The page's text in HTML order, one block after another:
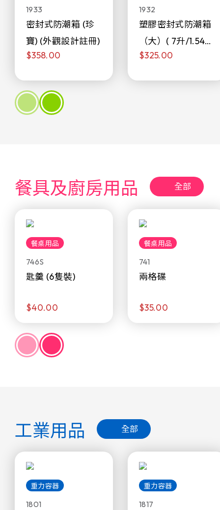
1933
密封式防潮箱 (珍
寶) (外觀設計註冊)
$358.00
1932
塑膠密封式防潮箱
（大）( 7升/1.54加
侖)
$325.00
餐具及廚房用品 全部
餐桌用品
746S
匙羹 (6隻裝)
$40.00
餐桌用品
741
兩格碟
$35.00
工業用品 全部
重力容器
1801
重力容器
1817